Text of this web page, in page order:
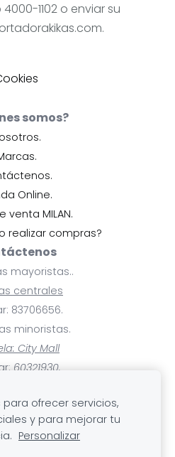
1102 o enviar su
.
somos?
Online.
venta MILAN.
realizar compras?
mayoristas..
centrales
83706656.
minoristas.
City Mall
60321930.
y facturas.
compras.
y rembolsos
ofrecer servicios,
y para mejorar tu
Personalizar